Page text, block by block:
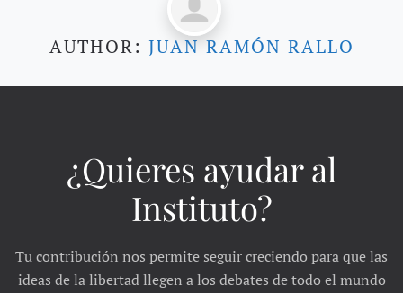
AUTHOR: JUAN RAMÓN RALLO
¿Quieres ayudar al
Instituto?
Tu contribución nos permite seguir creciendo para que las
ideas de la libertad llegen a los debates de todo el mundo